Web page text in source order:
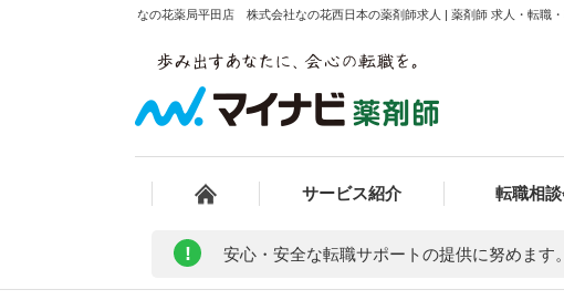
なの花薬局平田店 株式会社なの花西日本の薬剤師求人 | 薬剤師 求人・転職・
サービス紹介 転職相
! 安心・安全な転職サポートの提供に努めます。